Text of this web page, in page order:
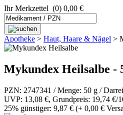
Ihr Merkzettel (0) 0,00 €
Apotheke > Haut, Haare & Nägel >
Mykundex Heilsalbe -
PZN: 2747341 / Menge: 50 g /
UVP: 13,08 €, Grundpreis: 19,74 €/
25% günstiger: 9,87 € (+ 0,00 €